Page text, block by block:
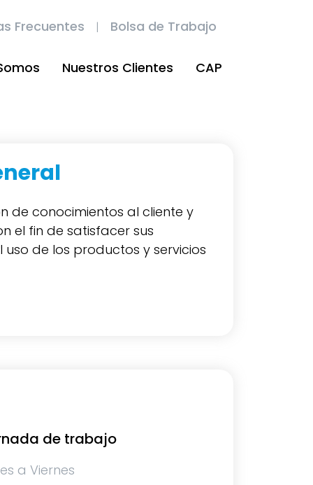
Frecuentes Bolsa de Trabajo
Nuestros Clientes CAP
de conocimientos al cliente y
el fin de satisfacer sus
de los productos y servicios
de trabajo
a Viernes